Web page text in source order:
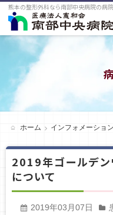
ホーム インフォメーション
2019年ゴールデン
について
2019年03月07日